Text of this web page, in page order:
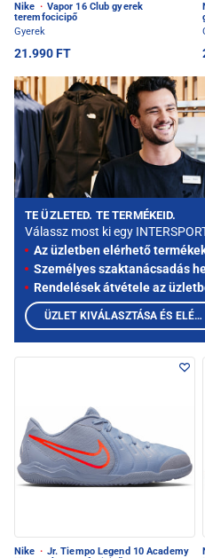
Nike · Vapor 16 Club gyerek
teremfocicipő
Gyerek
21.990 FT
Nike · Jr. Tiempo Legend 10 Academy
TE ÜZLETED. TE TERMÉKEID.
Válassz most ki egy
Az üzletben elérhető
Személyes szaktanácsadás
Rendelések átvétele az
ÜZLET KIVÁLASZTÁSA ÉS ELÉRHETŐ TERMÉKEK MEGTEKINTÉSE